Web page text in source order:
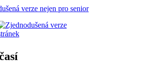
verze nejen pro senior